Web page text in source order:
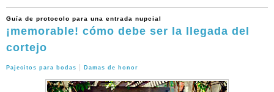
Guía de protocolo para una entrada nupcial
¡memorable! cómo debe ser la llegada del
cortejo
Pajecitos para bodas Damas de honor